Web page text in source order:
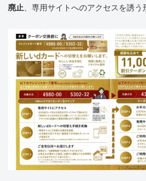
廃止、専用サイトへのアクセスを誘う